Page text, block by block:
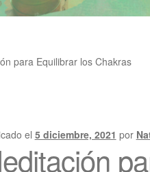
para Equilibrar los Chakras
el 5 diciembre, 2021 por